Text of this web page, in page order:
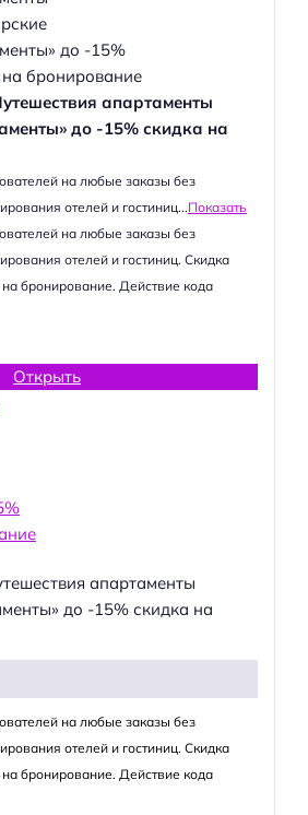
апартаменты
до -15% скидка на
на любые заказы без
отелей и гостиниц...Показать
на любые заказы без
отелей и гостиниц. Скидка
бронирование. Действие кода
Открыть
апартаменты
до -15% скидка на
на любые заказы без
отелей и гостиниц. Скидка
бронирование. Действие кода